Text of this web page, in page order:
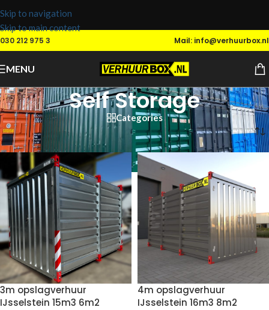
Skip to navigation
Skip to main content
030 212 975 3 Mail: info@verhuurbox.nl
MENU
Self Storage
Categories
Home/Opslag bij ons / Self Storage
3m opslagverhuur
IJsselstein 15m3 6m2
4m opslagverhuur
IJsselstein 16m3 8m2